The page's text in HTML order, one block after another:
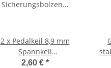
2 x Pedalkeil 8,9 mm
Spannkeil
Sicherungsbolzen
2,60 € *